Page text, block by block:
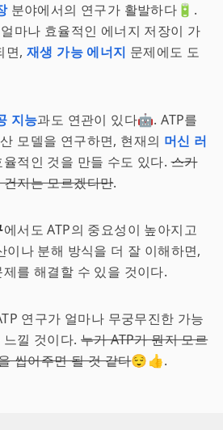
분야에서의 연구가 활발하다🔋.
마나 효율적인 에너지 저장이 가
면, 재생 가능 에너지 문제에도 도
지능과도 연관이 있다🤖. ATP를
모델을 연구하면, 현재의 머신 러
율적인 것을 만들 수도 있다.스카
지는 모르겠다만.
에서도 ATP의 중요성이 높아지고
나 분해 방식을 더 잘 이해하면,
를 해결할 수 있을 것이다.
연구가 얼마나 무궁무진한 가능
낄 것이다. 누가 ATP가 뭔지 모르
씹어주면 될 것 같다😌👍.